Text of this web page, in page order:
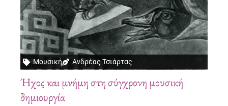
Μουσική Ανδρέας Τσιάρτας
Ήχος και μνήμη στη σύγχρονη μουσική
δημιουργία